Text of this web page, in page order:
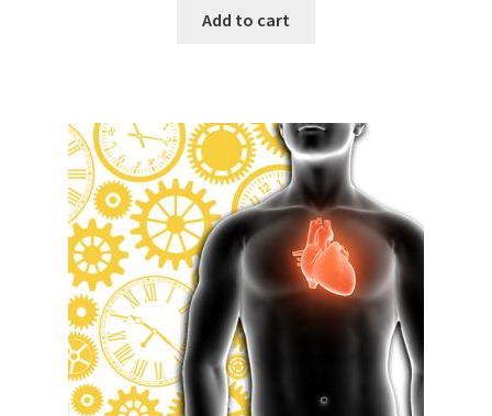
Add to cart